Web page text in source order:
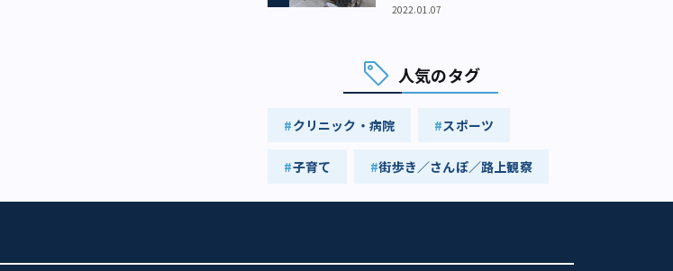
2022.01.07
人気のタグ
クリニック・病院 スポーツ
子育て 街歩き／さんぽ／路上観察